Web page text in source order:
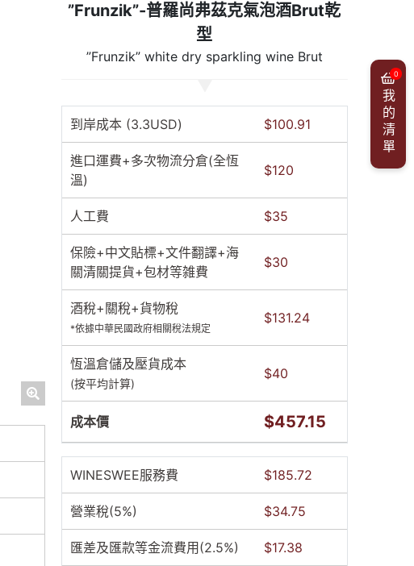
我的清單
0
”Frunzik”-普羅尚弗茲克氣泡酒Brut乾
型
”Frunzik” white dry sparkling wine Brut
到岸成本 (3.3USD) $100.91
進口運費+多次物流分倉(全恆
溫)
$120
人工費 $35
保險+中文貼標+文件翻譯+海
關清關提貨+包材等雑費
$30
酒稅+關稅+貨物稅
*依據中華民國政府相關稅法規定
$131.24
恆溫倉儲及壓貨成本
(按平均計算)
$40
成本價 $457.15
WINESWEE服務費 $185.72
營業稅(5%) $34.75
匯差及匯款等金流費用(2.5%) $17.38